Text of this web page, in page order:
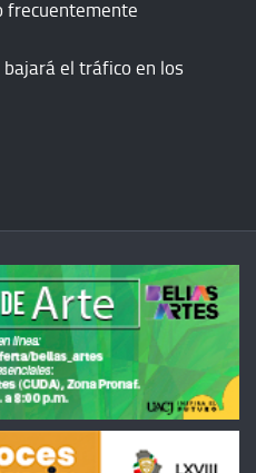
frecuentemente
el tráfico en los